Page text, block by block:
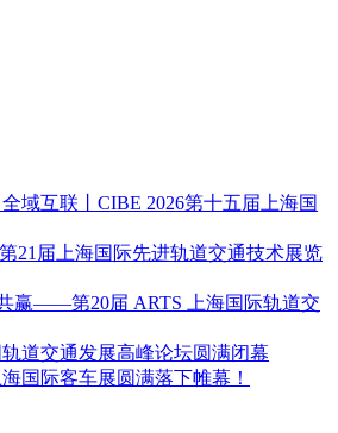
域互联丨CIBE 2026第十五届上海国
21届上海国际先进轨道交通技术展览
赢——第20届 ARTS 上海国际轨道交
道交通发展高峰论坛圆满闭幕
国际客车展圆满落下帷幕！